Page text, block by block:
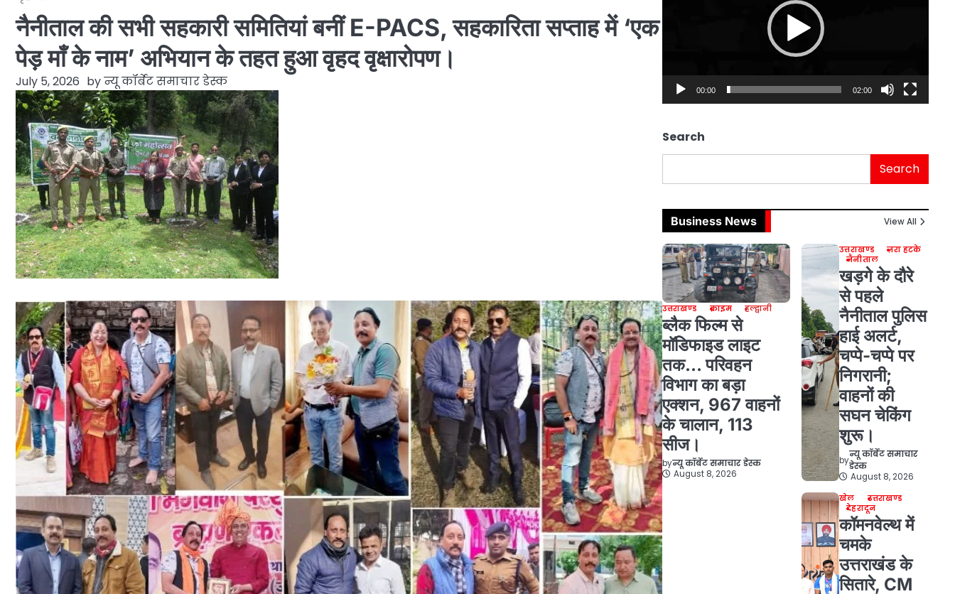
नैनीताल की सभी सहकारी समितियां बनीं E-PACS, सहकारिता सप्ताह में ‘एक
पेड़ माँ के नाम’ अभियान के तहत हुआ वृहद वृक्षारोपण।
July 5, 2026 byन्यू कॉर्बेट समाचार डेस्क
00:00 02:00
Search
Search
Business News View All
उत्तराखण्ड क्राइम हल्द्वानी
ब्लैक फिल्म से
मॉडिफाइड लाइट
तक… परिवहन
विभाग का बड़ा
एक्शन, 967 वाहनों
के चालान, 113
सीज।
byन्यू कॉर्बेट समाचार डेस्क
August 8, 2026
उत्तराखण्ड
ज़रा हटके
नैनीताल
खड़गे के दौरे
से पहले
नैनीताल पुलिस
हाई अलर्ट,
चप्पे-चप्पे पर
निगरानी;
वाहनों की
सघन चेकिंग
शुरू।
by
न्यू कॉर्बेट समाचार
डेस्क
August 8, 2026
खेल
उत्तराखण्ड
देहरादून
कॉमनवेल्थ में
चमके
उत्तराखंड के
सितारे, CM